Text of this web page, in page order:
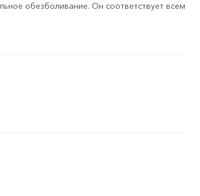
обезболивание. Он соответствует всем